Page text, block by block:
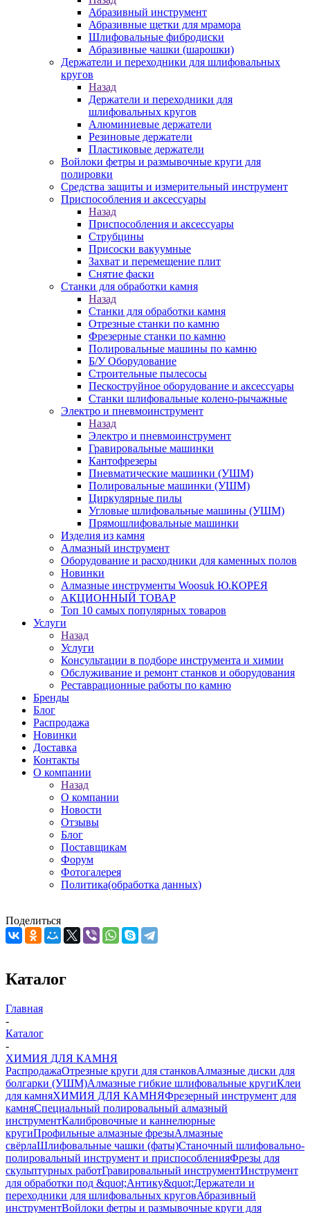
Абразивный инструмент
Абразивные щетки для мрамора
Шлифовальные фибродиски
Абразивные чашки (шарошки)
Держатели и переходники для шлифовальных
кругов
Назад
Держатели и переходники для
шлифовальных кругов
Алюминиевые держатели
Резиновые держатели
Пластиковые держатели
Войлоки фетры и размывочные круги для
полировки
Средства защиты и измерительный инструмент
Приспособления и аксессуары
Назад
Приспособления и аксессуары
Струбцины
Присоски вакуумные
Захват и перемещение плит
Снятие фаски
Станки для обработки камня
Назад
Станки для обработки камня
Отрезные станки по камню
Фрезерные станки по камню
Полировальные машины по камню
Б/У Оборудование
Строительные пылесосы
Пескоструйное оборудование и аксессуары
Станки шлифовальные колено-рычажные
Электро и пневмоинструмент
Назад
Электро и пневмоинструмент
Гравировальные машинки
Кантофрезеры
Пневматические машинки (УШМ)
Полировальные машинки (УШМ)
Циркулярные пилы
Угловые шлифовальные машины (УШМ)
Прямошлифовальные машинки
Изделия из камня
Алмазный инструмент
Оборудование и расходники для каменных полов
Новинки
Алмазные инструменты Woosuk Ю.КОРЕЯ
АКЦИОННЫЙ ТОВАР
Топ 10 самых популярных товаров
Услуги
Назад
Услуги
Консультации в подборе инструмента и химии
Обслуживание и ремонт станков и оборудования
Реставрационные работы по камню
Бренды
Блог
Распродажа
Новинки
Доставка
Контакты
О компании
Назад
О компании
Новости
Отзывы
Блог
Поставщикам
Форум
Фотогалерея
Политика(обработка данных)
Поделиться
Каталог
Главная
-
Каталог
-
ХИМИЯ ДЛЯ КАМНЯ
РаспродажаОтрезные круги для станковАлмазные диски для
болгарки (УШМ)Алмазные гибкие шлифовальные кругиКлеи
для камняХИМИЯ ДЛЯ КАМНЯФрезерный инструмент для
камняСпециальный полировальный алмазный
инструментКалибровочные и каннелюрные
кругиПрофильные алмазные фрезыАлмазные
свёрлаШлифовальные чашки (фаты)Станочный шлифовально-
полировальный инструмент и приспособленияФрезы для
скульптурных работГравировальный инструментИнструмент
для обработки под &quot;Антику&quot;Держатели и
переходники для шлифовальных круговАбразивный
инструментВойлоки фетры и размывочные круги для